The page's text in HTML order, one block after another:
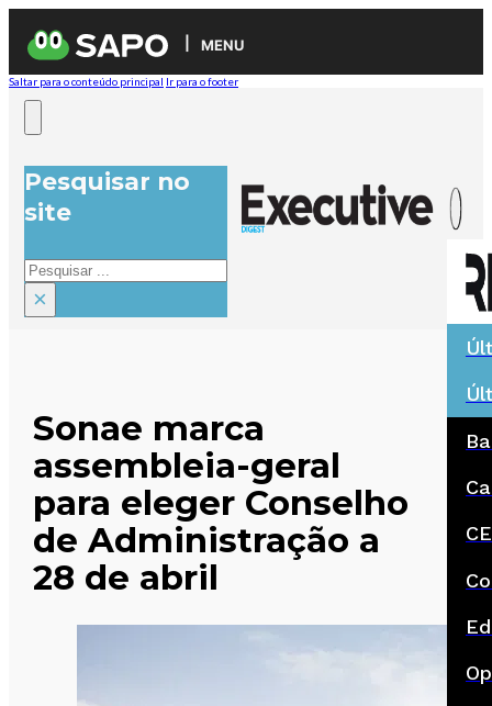
MENU
Saltar para o conteúdo principal Ir para o footer
Pesquisar no
site
Pesquisar
×
Sonae marca
assembleia-geral
para eleger Conselho
de Administração a
28 de abril